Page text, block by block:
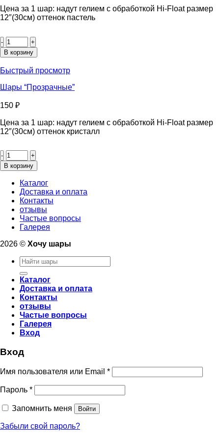
Цена за 1 шар: надут гелием с обработкой Hi-Float размер
12″(30см) оттенок пастель
товара
Шары
В корзину
Быстрый просмотр
Шары “Прозрачные”
150 ₽
Цена за 1 шар: надут гелием с обработкой Hi-Float размер
12″(30см) оттенок кристалл
товара
Шары
В корзину
Каталог
Доставка и оплата
Контакты
отзывы
Частые вопросы
Галерея
2026 © Хочу шары
Искать:
Каталог
Доставка и оплата
Контакты
отзывы
Частые вопросы
Галерея
Вход
Вход
Имя пользователя или Email *
Пароль *
Запомнить меня Войти
Забыли свой пароль?